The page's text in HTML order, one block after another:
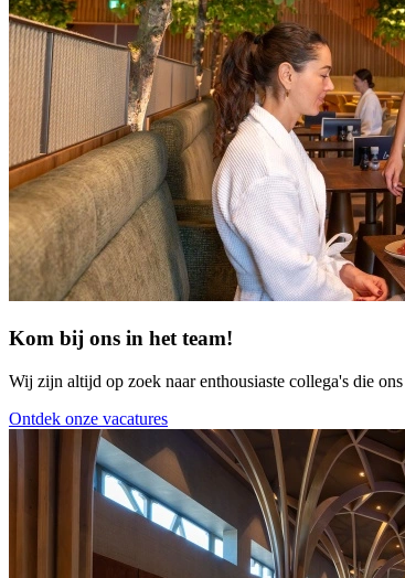
Kom bij ons in het team!
Wij zijn altijd op zoek naar enthousiaste collega's die
Ontdek onze vacatures